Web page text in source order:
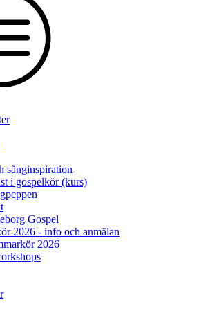
sånginspiration
i gospelkör (kurs)
Gospel
2026 - info och anmälan
2026